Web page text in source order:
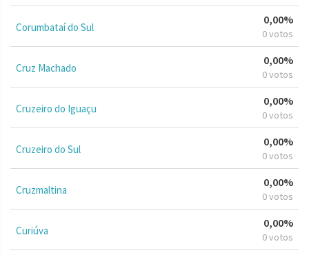
Corumbataí do Sul
0,00%
0 votos
Cruz Machado
0,00%
0 votos
Cruzeiro do Iguaçu
0,00%
0 votos
Cruzeiro do Sul
0,00%
0 votos
Cruzmaltina
0,00%
0 votos
Curiúva
0,00%
0 votos